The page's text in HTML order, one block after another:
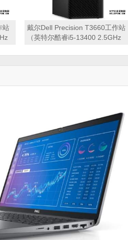
站
戴尔Dell Precision T3660工作站
（英特尔酷睿i5-13400 2.5GHz
固态硬盘丨T400 4GB显卡丨键盘